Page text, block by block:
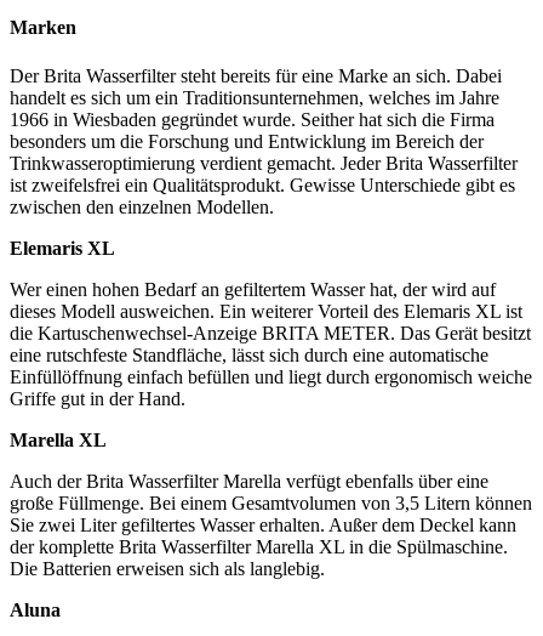
Marken
Der Brita Wasserfilter steht bereits für eine Marke an sich. Dabei
handelt es sich um ein Traditionsunternehmen, welches im Jahre
1966 in Wiesbaden gegründet wurde. Seither hat sich die Firma
besonders um die Forschung und Entwicklung im Bereich der
Trinkwasseroptimierung verdient gemacht. Jeder Brita Wasserfilter
ist zweifelsfrei ein Qualitätsprodukt. Gewisse Unterschiede gibt es
zwischen den einzelnen Modellen.
Elemaris XL
Wer einen hohen Bedarf an gefiltertem Wasser hat, der wird auf
dieses Modell ausweichen. Ein weiterer Vorteil des Elemaris XL ist
die Kartuschenwechsel-Anzeige BRITA METER. Das Gerät besitzt
eine rutschfeste Standfläche, lässt sich durch eine automatische
Einfüllöffnung einfach befüllen und liegt durch ergonomisch weiche
Griffe gut in der Hand.
Marella XL
Auch der Brita Wasserfilter Marella verfügt ebenfalls über eine
große Füllmenge. Bei einem Gesamtvolumen von 3,5 Litern können
Sie zwei Liter gefiltertes Wasser erhalten. Außer dem Deckel kann
der komplette Brita Wasserfilter Marella XL in die Spülmaschine.
Die Batterien erweisen sich als langlebig.
Aluna